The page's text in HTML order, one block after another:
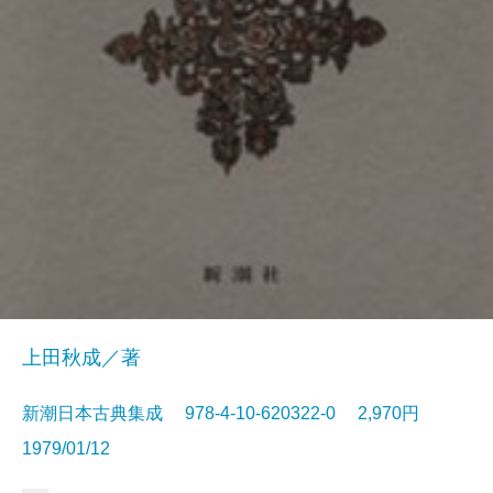
上田秋成／著
新潮日本古典集成 978-4-10-620322-0 2,970円
1979/01/12